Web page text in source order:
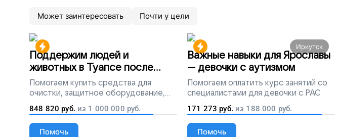
Может заинтересовать Почти у цели
Поддержим людей и
животных в Туапсе после
разлива мазута
Помогаем купить средства для
очистки, защитное оборудование,
лекарства, корм и предметы первой
необходимости
848 820 руб. из 1 000 000 руб.
Помочь
Иркутск
Важные навыки для Ярославы
— девочки с аутизмом
Помогаем оплатить курс занятий со
специалистами для девочки с РАС
171 273 руб. из 188 000 руб.
Помочь